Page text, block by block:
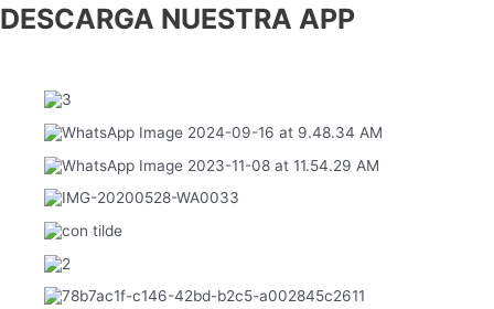
DESCARGA NUESTRA APP